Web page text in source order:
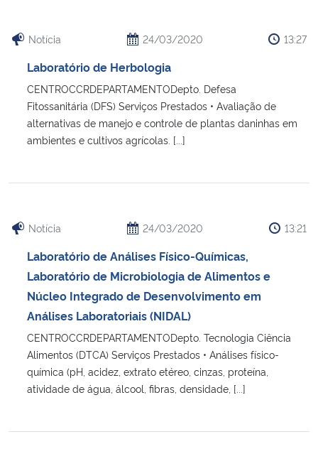
Notícia 24/03/2020 13:27
Laboratório de Herbologia
CENTROCCRDEPARTAMENTODepto. Defesa
Fitossanitária (DFS) Serviços Prestados • Avaliação de
alternativas de manejo e controle de plantas daninhas em
ambientes e cultivos agrícolas. [...]
Notícia 24/03/2020 13:21
Laboratório de Análises Físico-Químicas,
Laboratório de Microbiologia de Alimentos e
Núcleo Integrado de Desenvolvimento em
Análises Laboratoriais (NIDAL)
CENTROCCRDEPARTAMENTODepto. Tecnologia Ciência
Alimentos (DTCA) Serviços Prestados • Análises físico-
química (pH, acidez, extrato etéreo, cinzas, proteína,
atividade de água, álcool, fibras, densidade, [...]